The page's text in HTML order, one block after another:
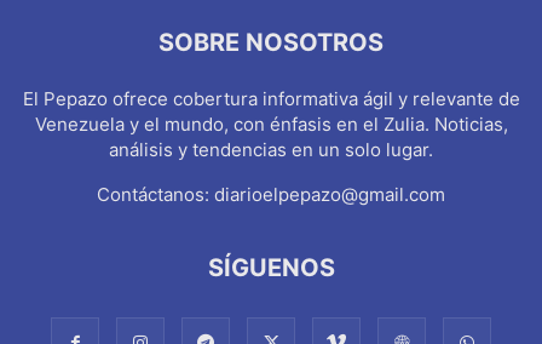
SOBRE NOSOTROS
El Pepazo ofrece cobertura informativa ágil y relevante de
Venezuela y el mundo, con énfasis en el Zulia. Noticias,
análisis y tendencias en un solo lugar.
Contáctanos: diarioelpepazo@gmail.com
SÍGUENOS